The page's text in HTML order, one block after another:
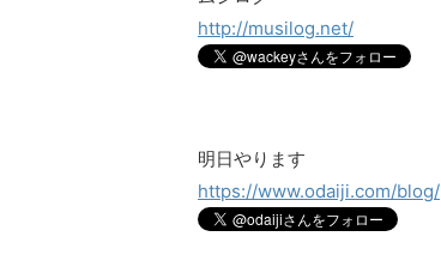
http://musilog.net/
明日やります
https://www.odaiji.com/blog/